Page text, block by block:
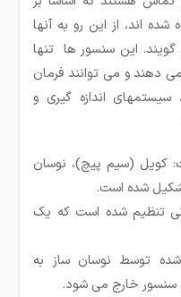
اند، از این رو به آنها
این سنسور ها تنها
دهند و می توانند فرمان
اندازه گیری و
کویل (سیم پیچ)، نوسان
شده است.
تنظیم شده است که یک
شده توسط نوسان ساز به
خارج می شود.